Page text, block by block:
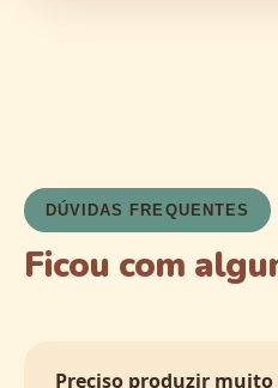
DÚVIDAS FREQUENTES
Ficou com
Preciso produzir